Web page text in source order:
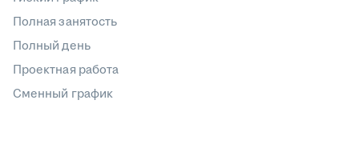
Полная занятость
Полный день
Проектная работа
Сменный график